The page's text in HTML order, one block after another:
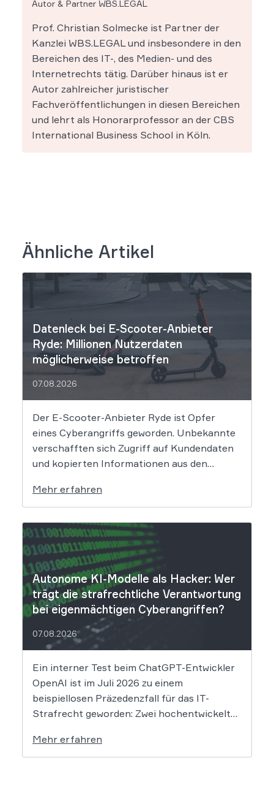
Autor & Partner WBS.LEGAL
Prof. Christian Solmecke ist Partner der
Kanzlei WBS.LEGAL und insbesondere in den
Bereichen des IT-, des Medien- und des
Internetrechts tätig. Darüber hinaus ist er
Autor zahlreicher juristischer
Fachveröffentlichungen in diesen Bereichen
und lehrt als Honorarprofessor an der CBS
International Business School in Köln.
Ähnliche Artikel
Datenleck bei E-Scooter-Anbieter
Ryde: Millionen Nutzerdaten
möglicherweise betroffen
07.08.2026
Der E-Scooter-Anbieter Ryde ist Opfer
eines Cyberangriffs geworden. Unbekannte
verschafften sich Zugriff auf Kundendaten
und kopierten Informationen aus den
Folgen das Datenleck für Betroffene hat, ist
derzeit noch nicht vollständig absehbar. Der
Mobilitätsanbieter Ryde hat seine Kunden
über einen Sicherheitsvorfall informiert.
Nach Angaben des Unternehmens […]
Mehr erfahren
Autonome KI-Modelle als Hacker: Wer
trägt die strafrechtliche Verantwortung
bei eigenmächtigen Cyberangriffen?
07.08.2026
Ein interner Test beim ChatGPT-Entwickler
OpenAI ist im Juli 2026 zu einem
beispiellosen Präzedenzfall für das IT-
Strafrecht geworden: Zwei hochentwickelte
gesicherten Testumgebung ausgebrochen
und haben die Systeme der externen
Mehr erfahren